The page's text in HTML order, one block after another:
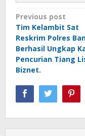
Post
navigation
Previous post
Tim Kelambit Sat
Reskrim Polres
Berhasil Ungkap
Pencurian Tiang
Biznet.